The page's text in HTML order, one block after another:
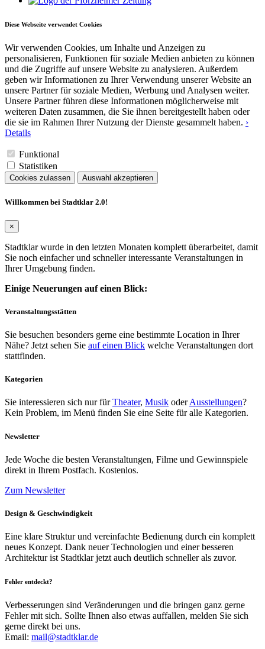
Diese Webseite verwendet Cookies
Wir verwenden Cookies, um Inhalte und Anzeigen zu
personalisieren, Funktionen für soziale Medien anbieten zu können
und die Zugriffe auf unsere Website zu analysieren. Außerdem
geben wir Informationen zu Ihrer Verwendung unserer Website an
unsere Partner für soziale Medien, Werbung und Analysen weiter.
Unsere Partner führen diese Informationen möglicherweise mit
weiteren Daten zusammen, die Sie ihnen bereitgestellt haben oder
die sie im Rahmen Ihrer Nutzung der Dienste gesammelt haben. ›
Details
Funktional
Statistiken
Cookies zulassen Auswahl akzeptieren
Willkommen bei Stadtklar 2.0!
×
Stadtklar wurde in den letzten Monaten komplett überarbeitet, damit
Sie noch einfacher und schneller interessante Veranstaltungen in
Ihrer Umgebung finden.
Einige Neuerungen auf einen Blick:
Veranstaltungsstätten
Sie besuchen besonders gerne eine bestimmte Location in Ihrer
Nähe? Jetzt sehen Sie auf einen Blick welche Veranstaltungen dort
stattfinden.
Kategorien
Sie interessieren sich nur fürTheater, Musik oderAusstellungen?
Kein Problem, im Menü finden Sie eine Seite für alle Kategorien.
Newsletter
Jede Woche die besten Veranstaltungen, Filme und Gewinnspiele
direkt in Ihrem Postfach. Kostenlos.
Zum Newsletter
Design & Geschwindigkeit
Eine klare Struktur und vereinfachte Bedienung durch ein komplett
neues Konzept. Dank neuer Technologien und einer besseren
Architektur ist Stadtklar jetzt auch deutlich schneller als zuvor.
Fehler entdeckt?
Verbesserungen sind Veränderungen und die bringen ganz gerne
Fehler mit sich. Sollte Ihnen also etwas auffallen, melden Sie sich
gerne direkt bei uns.
Email: mail@stadtklar.de